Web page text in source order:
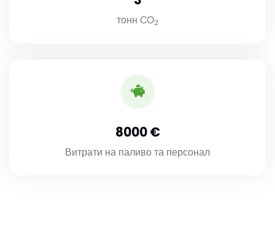
тонн CO2
8000
Витрати на паливо та персонал